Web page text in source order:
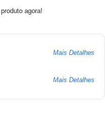
agora!
Mais Detalhes
Mais Detalhes